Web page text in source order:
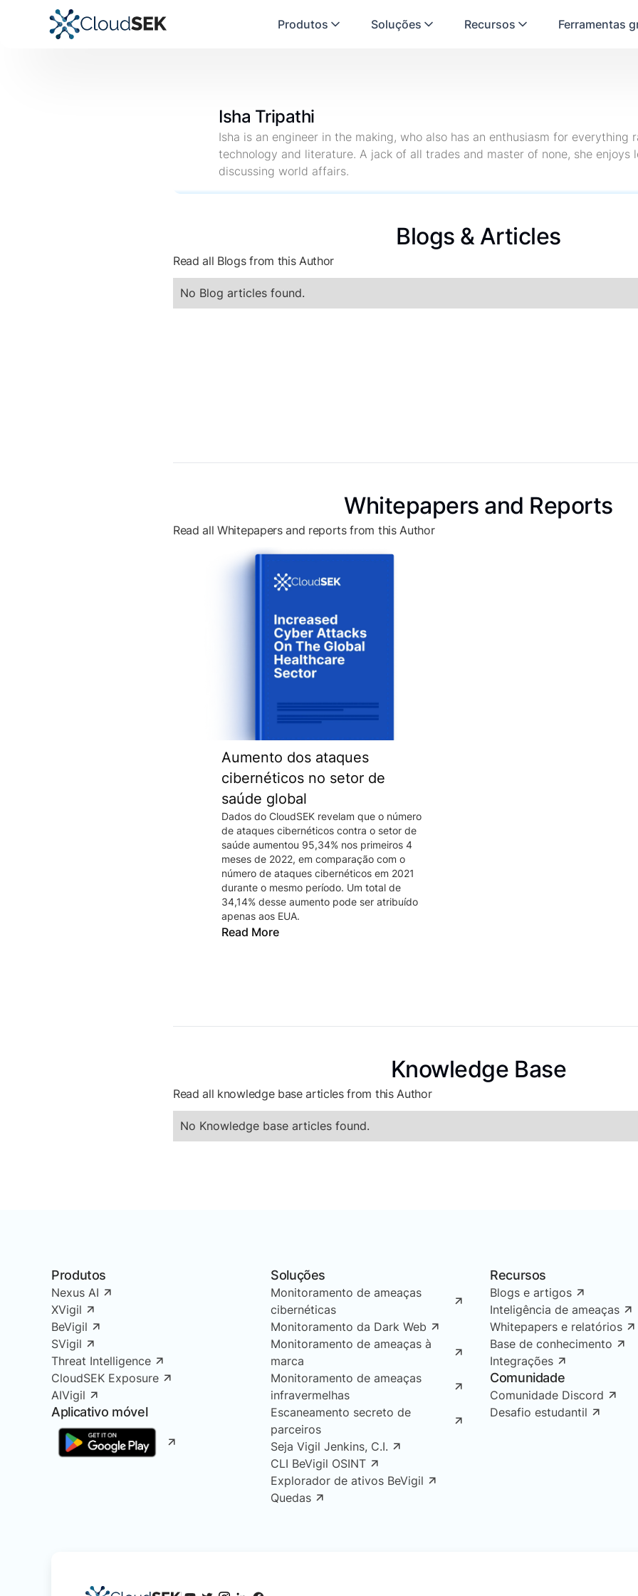
Produtos Soluções Recursos Ferramentas
Isha Tripathi
Isha is an engineer in the making, who also has an enthusiasm for everything
technology and literature. A jack of all trades and master of none, she enjoys
discussing world affairs.
Blogs & Articles
Read all Blogs from this Author
No Blog articles found.
Whitepapers and Reports
Read all Whitepapers and reports from this Author
Aumento dos ataques
cibernéticos no setor de
saúde global
Dados do CloudSEK revelam que o número
de ataques cibernéticos contra o setor de
saúde aumentou 95,34% nos primeiros 4
meses de 2022, em comparação com o
número de ataques cibernéticos em 2021
durante o mesmo período. Um total de
34,14% desse aumento pode ser atribuído
apenas aos EUA.
Read More
Knowledge Base
Read all knowledge base articles from this Author
No Knowledge base articles found.
Produtos
Nexus AI
XVigil
BeVigil
SVigil
Threat Intelligence
CloudSEK Exposure
AIVigil
Aplicativo móvel
Soluções
Monitoramento de ameaças
cibernéticas
Monitoramento da Dark Web
Monitoramento de ameaças à
marca
Monitoramento de ameaças
infravermelhas
Escaneamento secreto de
parceiros
Seja Vigil Jenkins, C.I.
CLI BeVigil OSINT
Explorador de ativos BeVigil
Quedas
Recursos
Blogs e artigos
Inteligência de ameaças
Whitepapers e relatórios
Base de conhecimento
Integrações
Comunidade
Comunidade Discord
Desafio estudantil